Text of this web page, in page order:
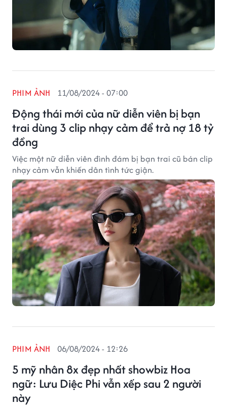
Động thái mới của nữ diễn viên bị bạn
trai dùng 3 clip nhạy cảm để trả nợ 18 tỷ
đồng
PHIM ẢNH 11/08/2024 - 07:00
Việc một nữ diễn viên đình đám bị bạn trai cũ bán clip
nhạy cảm vẫn khiến dân tình tức giận.
5 mỹ nhân 8x đẹp nhất showbiz Hoa
ngữ: Lưu Diệc Phi vẫn xếp sau 2 người
này
PHIM ẢNH 06/08/2024 - 12:26